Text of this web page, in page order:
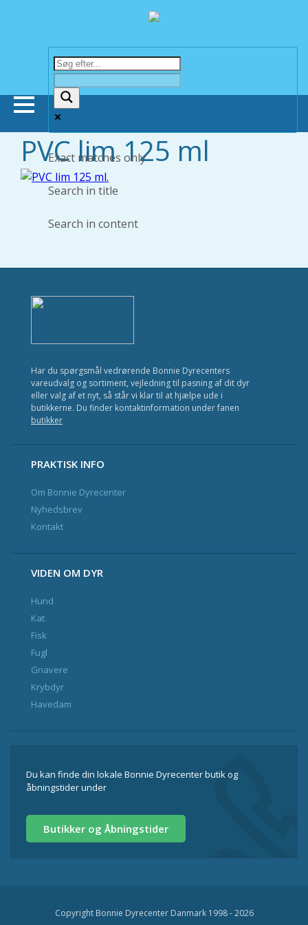
Exact matches only
Search in title
Search in content
Forsiden
Butikker
Om Bonnie Dyrecenter
Hund
Fugl
Gnavere
Krybdyr
Nyhedsbrev og Kundeklub
Kontakt
PVC lim 125 ml
Har du spørgsmål vedrørende Bonnie Dyrecenters
vareudvalg og sortiment, vejledning til pasning af dit dyr
eller valg af et nyt, så står vi klar til at hjælpe ude i
butikkerne. Du finder kontaktinformation under fanen
butikker
PRAKTISK INFO
Om Bonnie Dyrecenter
Nyhedsbrev
Kontakt
VIDEN OM DYR
Hund
Kat
Fisk
Fugl
Gnavere
Krybdyr
Havedam
Du kan finde din lokale Bonnie Dyrecenter butik og
åbningstider under
Butikker og Åbningstider
Copyright Bonnie Dyrecenter Danmark 1998 - 2026